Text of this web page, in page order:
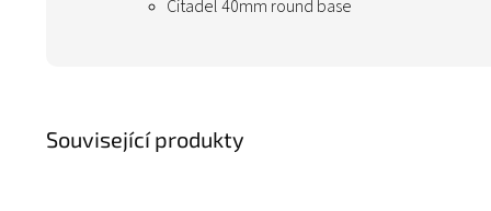
Související produkty
Citadel 40mm round base